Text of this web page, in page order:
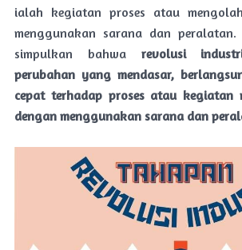
ialah kegiatan proses atau
menggunakan sarana dan
simpulkan bahwa revolusi
perubahan yang mendasar,
cepat terhadap proses atau kegiatan
dengan menggunakan sarana dan